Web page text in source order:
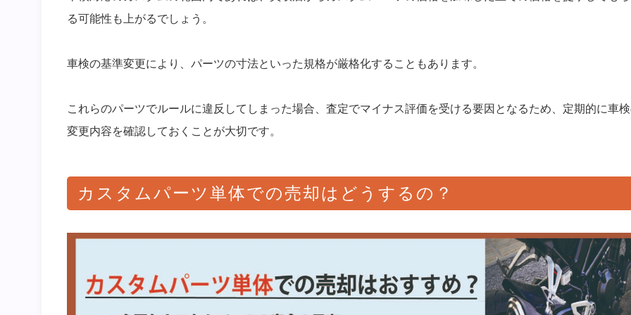
る可能性も上がるでしょう。
車検の基準変更により、パーツの寸法といった規格が厳格化することもあります。
これらのパーツでルールに違反してしまった場合、査定でマイナス評価を受ける要因となるため、定期的に車
変更内容を確認しておくことが大切です。
カスタムパーツ単体での売却はどうするの？